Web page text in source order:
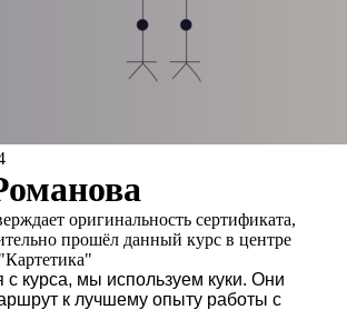
оригинальность сертификата,
прошёл данный курс в центре
с курса, мы используем куки. Они
к лучшему опыту работы с